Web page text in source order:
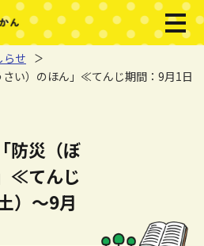
メニ
らせ
い）のほん」≪てんじ期間：9月1日
防災（ぼ
≪てんじ
）～9月